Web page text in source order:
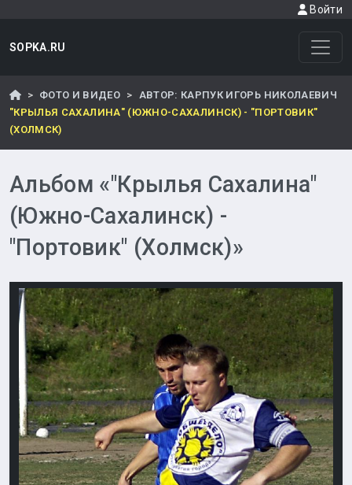
Войти
SOPKA.RU
ФОТО И ВИДЕО
АВТОР: КАРПУК ИГОРЬ НИКОЛАЕВИЧ
"КРЫЛЬЯ САХАЛИНА" (ЮЖНО-САХАЛИНСК) - "ПОРТОВИК"
(ХОЛМСК)
Альбом «"Крылья Сахалина"
(Южно-Сахалинск) -
"Портовик" (Холмск)»